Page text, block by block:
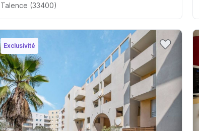
Talence (33400)
Exclusivité